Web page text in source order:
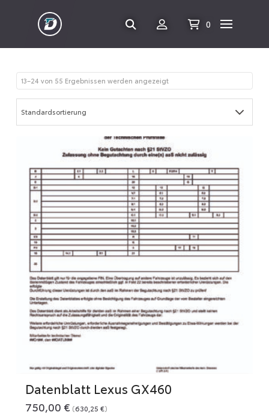
0
13–24 von 55 Ergebnissen werden angezeigt
Datenblatt Lexus GX460
750,00 € (630,25 €)